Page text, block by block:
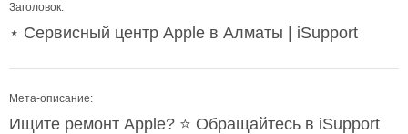
Заголовок:
⋆ Сервисный центр Apple в Алматы | iSupport
Мета-описание:
Ищите ремонт Apple? ⭐️ Обращайтесь в iSupport